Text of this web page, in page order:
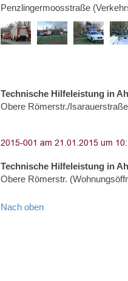
Penzlingermoosstraße
Technische Hilfeleistung in
Obere Römerstr./
Technische Hilfeleistung in
Obere Römerstr.
Nach oben